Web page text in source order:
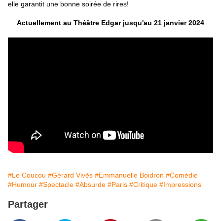
elle garantit une bonne soirée de rires!
Actuellement au Théâtre Edgar jusqu'au 21 janvier 2024
#Le Coucou #Gérard Vivès #Emmanuelle Boidron #Comédie
#Humour #Spectacle #Absurde #Paris #Critique #Impressions
Partager